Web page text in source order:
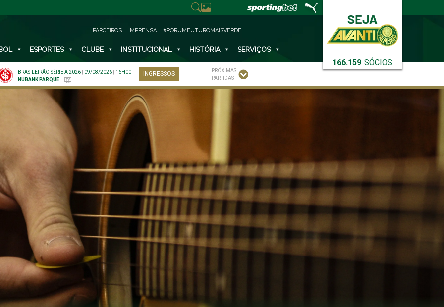
166.159 SÓCIOS
PARCEIROS IMPRENSA #PORUMFUTUROMAISVERDE
ESPORTES CLUBE INSTITUCIONAL HISTÓRIA SERVIÇOS
BRASILEIRÃO SÉRIE A 2026 09/08/2026
16H00
NUBANK PARQUE
INGRESSOS
PRÓXIMAS
PARTIDAS